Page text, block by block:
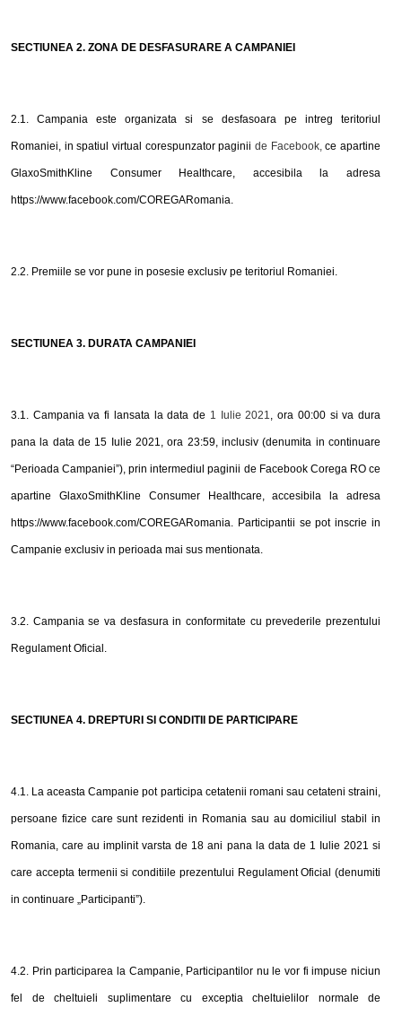
SECTIUNEA 2. ZONA DE DESFASURARE A CAMPANIEI
2.1. Campania este organizata si se desfasoarape intreg teritoriul
Romaniei, in spatiul virtual corespunzator paginii de Facebook,ce apartine
GlaxoSmithKline Consumer Healthcare, accesibila la adresa
https://www.facebook.com/COREGARomania.
2.2. Premiile se vor pune in posesie exclusiv pe teritoriul Romaniei.
SECTIUNEA 3. DURATA CAMPANIEI
3.1. Campania va fi lansata la data de 1 Iulie 2021, ora 00:00 si va dura
pana la data de 15 Iulie 2021, ora 23:59, inclusiv (denumita in continuare
“Perioada Campaniei”), prin intermediul paginii de Facebook Corega RO ce
apartine GlaxoSmithKline Consumer Healthcare, accesibila la adresa
https://www.facebook.com/COREGARomania. Participantii se pot inscrie in
Campanie exclusiv in perioada mai sus mentionata.
3.2. Campania se va desfasura in conformitate cu prevederile prezentului
Regulament Oficial.
SECTIUNEA 4. DREPTURI SI CONDITII DE PARTICIPARE
4.1. La aceasta Campanie pot participa cetatenii romani sau cetateni straini,
persoane fizice care sunt rezidenti in Romania sau au domiciliul stabil in
Romania, care au implinit varsta de 18 ani pana la data de 1 Iulie 2021 si
care acceptatermeniisi conditiile prezentului Regulament Oficial (denumiti
in continuare „Participanti”).
4.2. Prin participarea la Campanie, Participantilor nu le vor fi impuse niciun
fel de cheltuieli suplimentare cu exceptia cheltuielilor normale de